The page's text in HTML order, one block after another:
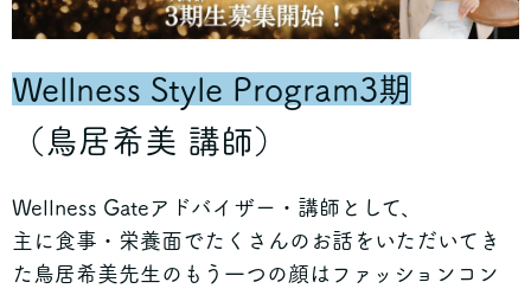
Wellness Style Program3期
（鳥居希美 講師）
Wellness Gateアドバイザー・講師として、
主に食事・栄養面でたくさんのお話をいただいてき
た鳥居希美先生の もう一つの顔はファッションコン